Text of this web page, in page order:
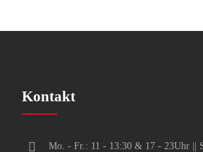
Kontakt
Mo. - Fr.: 11 - 13:30 & 17 - 23Uhr ||